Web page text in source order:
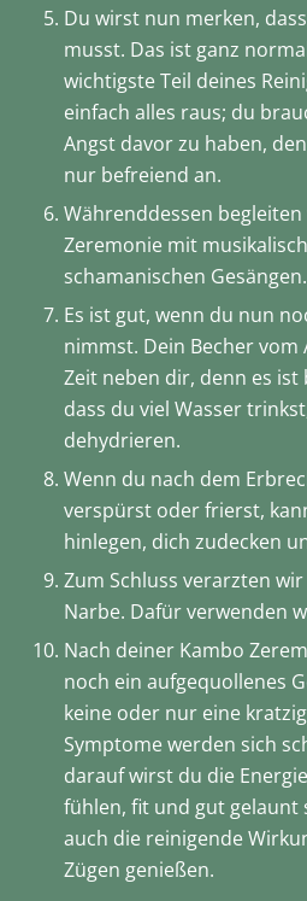
Du wirst nun merken,
musst. Das ist ganz
wichtigste Teil deines
einfach alles raus; du
Angst davor zu haben,
nur befreiend an.
Währenddessen
Zeremonie mit
schamanischen Gesängen.
Es ist gut, wenn du nun
nimmst. Dein Becher vom
Zeit neben dir, denn es
dass du viel Wasser
dehydrieren.
Wenn du nach dem
verspürst oder frierst,
hinlegen, dich zudecken
Zum Schluss verarzten
Narbe. Dafür verwenden
Nach deiner Kambo
noch ein aufgequollenes
keine oder nur eine
Symptome werden sich
darauf wirst du die
fühlen, fit und gut gelaunt
auch die reinigende
Zügen genießen.